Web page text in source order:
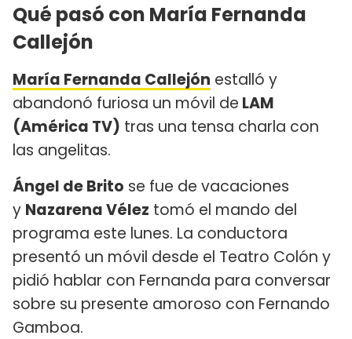
Qué pasó con María Fernanda
Callejón
María Fernanda Callejón estalló y
abandonó furiosa un móvil de LAM
(América TV) tras una tensa charla con
las angelitas.
Ángel de Brito se fue de vacaciones
y Nazarena Vélez tomó el mando del
programa este lunes. La conductora
presentó un móvil desde el Teatro Colón y
pidió hablar con Fernanda para conversar
sobre su presente amoroso con Fernando
Gamboa.